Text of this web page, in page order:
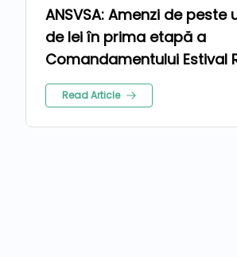
ANSVSA: Amenzi de peste
de lei în prima etapă a
Comandamentului Estival
2026
Read Article